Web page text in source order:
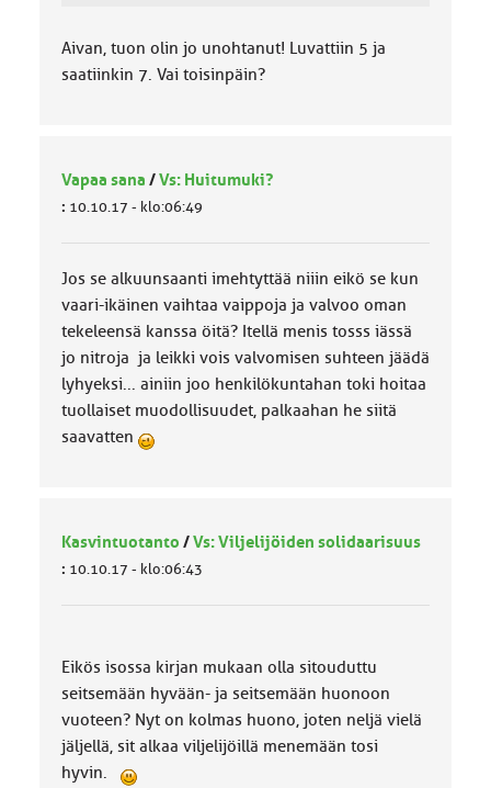
Aivan, tuon olin jo unohtanut! Luvattiin 5 ja
saatiinkin 7. Vai toisinpäin?
Vapaa sana /Vs: Huitumuki?
: 10.10.17 - klo:06:49
Jos se alkuunsaanti imehtyttää niiin eikö se kun
vaari-ikäinen vaihtaa vaippoja ja valvoo oman
tekeleensä kanssa öitä? Itellä menis tosss iässä
jo nitroja ja leikki vois valvomisen suhteen jäädä
lyhyeksi... ainiin joo henkilökuntahan toki hoitaa
tuollaiset muodollisuudet, palkaahan he siitä
saavatten
Kasvintuotanto /Vs: Viljelijöiden solidaarisuus
: 10.10.17 - klo:06:43
Eikös isossa kirjan mukaan olla sitouduttu
seitsemään hyvään- ja seitsemään huonoon
vuoteen? Nyt on kolmas huono, joten neljä vielä
jäljellä, sit alkaa viljelijöillä menemään tosi
hyvin.